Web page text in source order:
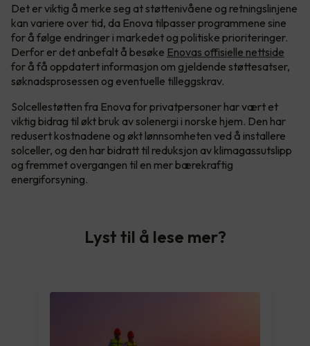
Det er viktig å merke seg at støttenivåene og retningslinjene
kan variere over tid, da Enova tilpasser programmene sine
for å følge endringer i markedet og politiske prioriteringer.
Derfor er det anbefalt å besøke Enovas offisielle nettside
for å få oppdatert informasjon om gjeldende støttesatser,
søknadsprosessen og eventuelle tilleggskrav.
Solcellestøtten fra Enova for privatpersoner har vært et
viktig bidrag til økt bruk av solenergi i norske hjem. Den har
redusert kostnadene og økt lønnsomheten ved å installere
solceller, og den har bidratt til reduksjon av klimagassutslipp
og fremmet overgangen til en mer bærekraftig
energiforsyning.
Lyst til å lese mer?